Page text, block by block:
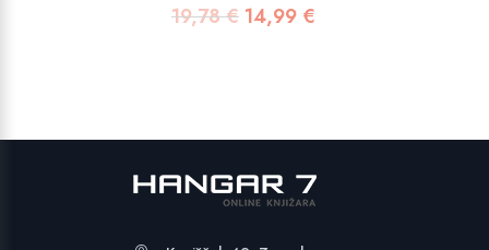
19,78€ Izvorna
14,99 €